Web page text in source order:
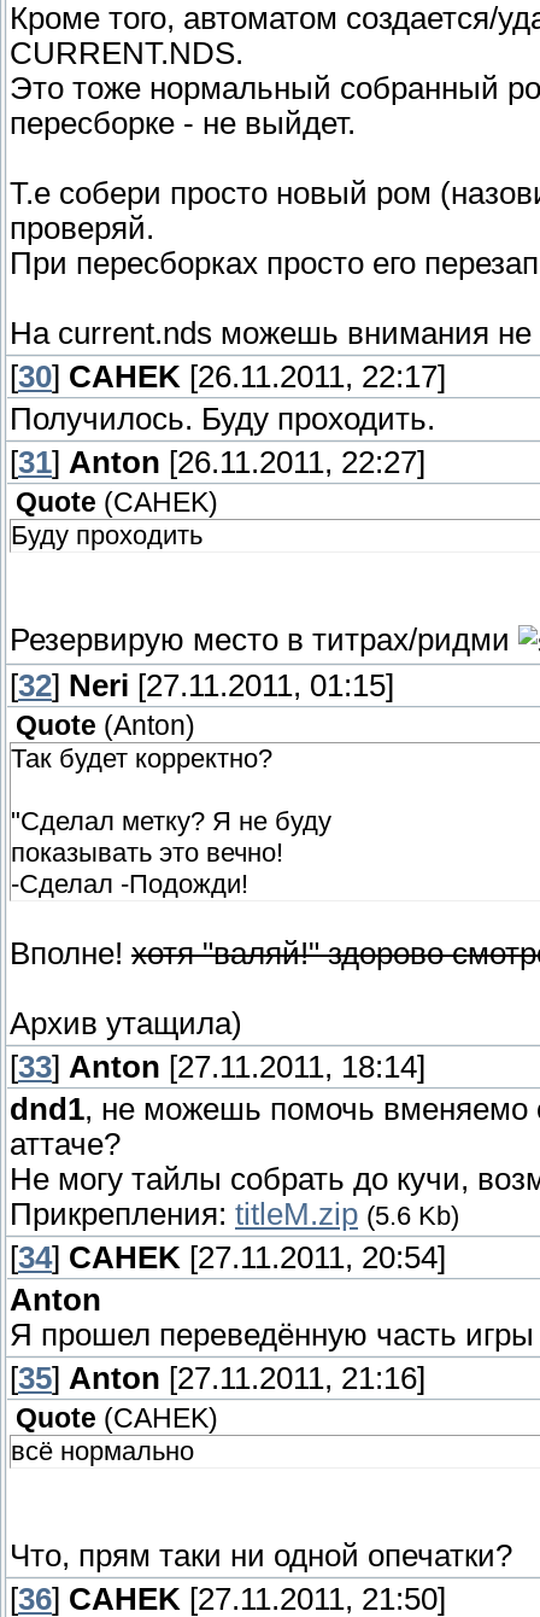
Кроме того, автоматом создается/
CURRENT.NDS.
Это тоже нормальный собранный
пересборке - не выйдет.
Т.е собери просто новый ром
проверяй.
При пересборках просто его
На current.nds можешь внимания не
[30] CAHEK [26.11.2011, 22:17]
Получилось. Буду проходить.
[31] Anton [26.11.2011, 22:27]
Quote (CAHEK)
Буду проходить
Резервирую место в титрах/ридми
[32] Neri [27.11.2011, 01:15]
Quote (Anton)
Так будет корректно?
"Сделал метку? Я не буду
показывать это вечно!
-Сделал -Подожди!
Вполне! хотя "валяй!" здорово
Архив утащила)
[33] Anton [27.11.2011, 18:14]
dnd1, не можешь помочь вменяемо
аттаче?
Не могу тайлы собрать до кучи,
Прикрепления: titleM.zip (5.6 Kb)
[34] CAHEK [27.11.2011, 20:54]
Anton
Я прошел переведённую часть
[35] Anton [27.11.2011, 21:16]
Quote (CAHEK)
всё нормально
Что, прям таки ни одной опечатки?
[36] CAHEK [27.11.2011, 21:50]